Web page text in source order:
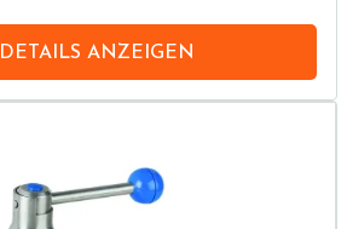
DETAILS ANZEIGEN